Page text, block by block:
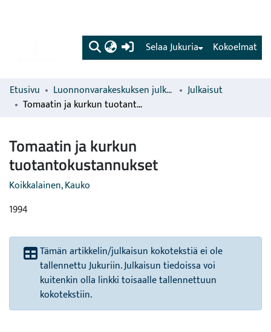
(current) Kokoelmat
Selaa Jukuria
Etusivu Luonnonvarakeskuksen julkaisut
Julkaisut
Tomaatin ja kurkun tuotantokustannukset
Tomaatin ja kurkun
tuotantokustannukset
Koikkalainen, Kauko
1994
Tämän artikkelin/julkaisun kokotekstiä ei ole
tallennettu Jukuriin. Julkaisun tiedoissa voi
kuitenkin olla linkki toisaalle tallennettuun
kokotekstiin.